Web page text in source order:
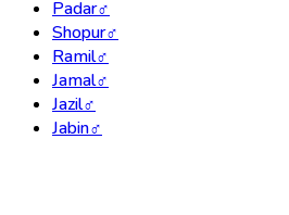
Padar♂
Shopur♂
Ramil♂
Jamal♂
Jazil♂
Jabin♂